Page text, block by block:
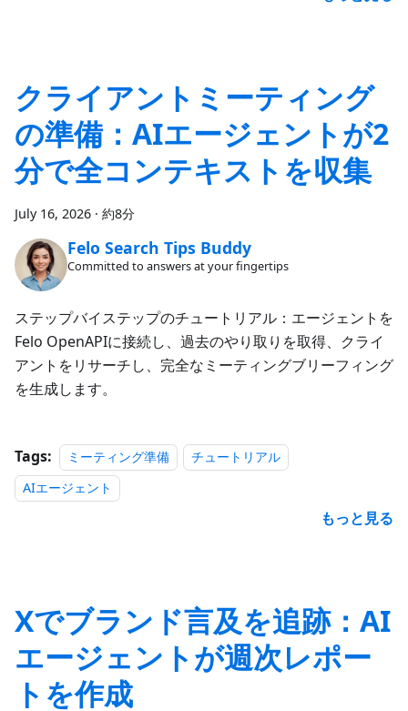
クライアントミーティング
の準備：AIエージェントが2
分で全コンテキストを収集
July 16, 2026 · 約8分
Felo Search Tips Buddy
Committed to answers at your fingertips
ステップバイステップのチュートリアル：エージェントを
Felo OpenAPIに接続し、過去のやり取りを取得、クライ
アントをリサーチし、完全なミーティングブリーフィング
を生成します。
Tags: ミーティング準備
チュートリアル
AIエージェント
もっと見る
Xでブランド言及を追跡：AI
エージェントが週次レポー
トを作成